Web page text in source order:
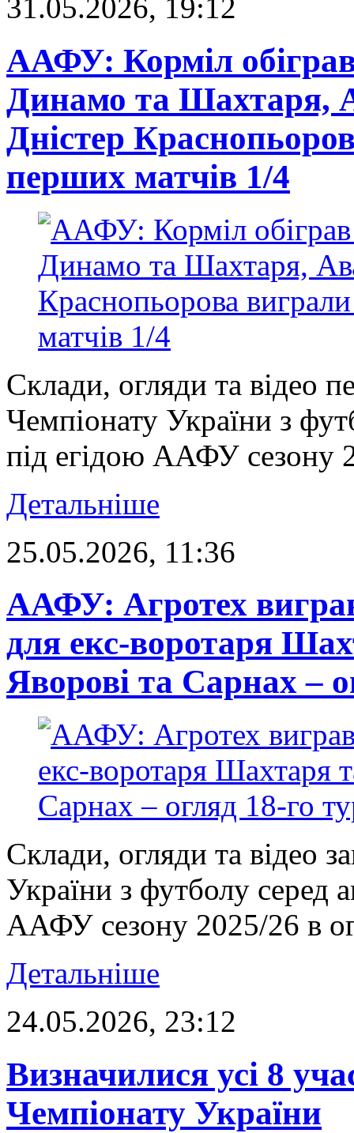
31.05.2026, 19:12
ААФУ: Корміл
Динамо та Шахтаря,
Дністер
перших матчів 1/4
Склади, огляди та відео
Чемпіонату України з
під егідою ААФУ сезону
Детальніше
25.05.2026, 11:36
ААФУ: Агротех
для екс-воротаря
Яворові та Сарнах –
Склади, огляди та відео
України з футболу серед
ААФУ сезону 2025/26 в
Детальніше
24.05.2026, 23:12
Визначилися усі 8
Чемпіонату України